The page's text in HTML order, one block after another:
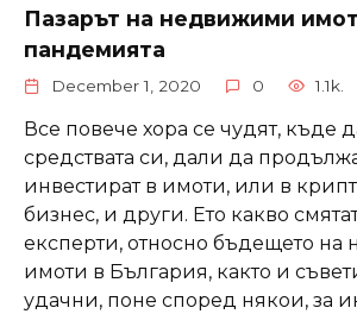
Пазарът на недвижими
пандемията
December 1, 2020 0 1.1k.
Все повече хора се чудят, къде
средствата си, дали да
инвестират в имоти, или в
бизнес, и други. Ето какво
експерти, относно бъдещето
имоти в България, както и
удачни, поне според някои, за